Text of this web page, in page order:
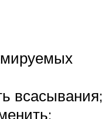
всасывания;